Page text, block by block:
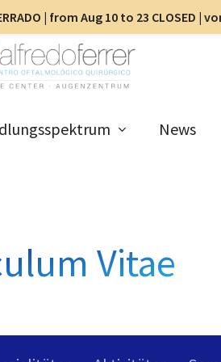
News
Vitae
| from Aug 10 to 23 CLOSED |